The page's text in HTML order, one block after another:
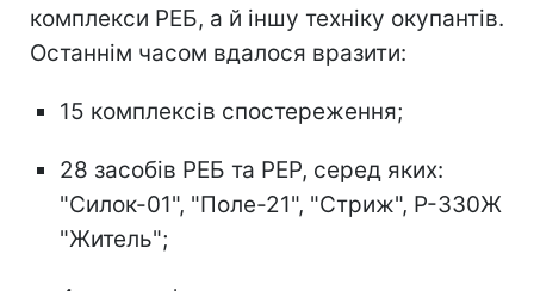
комплекси РЕБ, а й іншу техніку окупантів.
Останнім часом вдалося вразити:
15 комплексів спостереження;
28 засобів РЕБ та РЕР, серед яких:
"Силок-01", "Поле-21", "Стриж", Р-330Ж
"Житель";